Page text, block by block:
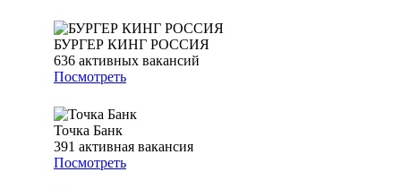
БУРГЕР КИНГ РОССИЯ
636 активных вакансий
Посмотреть
Точка Банк
391 активная вакансия
Посмотреть